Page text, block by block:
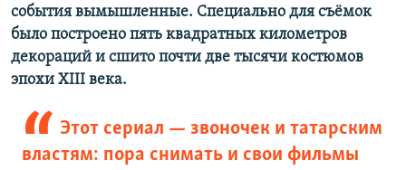
события вымышленные. Специально для съёмок
было построено пять квадратных километров
декораций и сшито почти две тысячи костюмов
эпохи XIII века.
Этот сериал — звоночек и татарским
властям: пора снимать и свои фильмы